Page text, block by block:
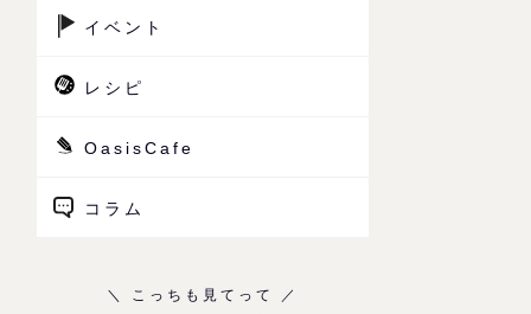
イベント
レシピ
OasisCafe
コラム